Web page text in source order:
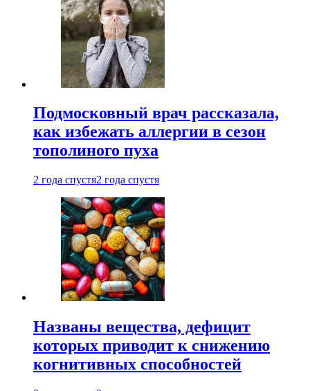
Подмосковный врач рассказала,
как избежать аллергии в сезон
тополиного пуха
2 года спустя2 года спустя
Названы вещества, дефицит
которых приводит к снижению
когнитивных способностей